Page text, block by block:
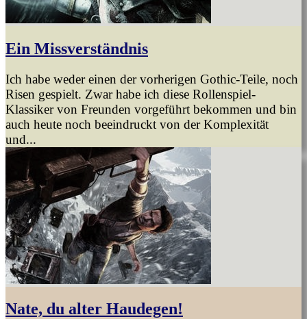
Ein Missverständnis
Ich habe weder einen der vorherigen Gothic-Teile, noch
Risen gespielt. Zwar habe ich diese Rollenspiel-
Klassiker von Freunden vorgeführt bekommen und bin
auch heute noch beeindruckt von der Komplexität
und...
Nate, du alter Haudegen!